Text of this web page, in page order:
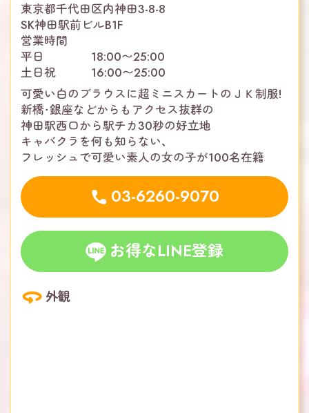
東京都千代田区内神田3-8-8
SK神田駅前ビルB1F
営業時間
平日 18:00〜25:00
土日祝 16:00〜25:00
可愛い白のブラウスに超ミニスカートのＪＫ制服!
新橋・銀座などからもアクセス抜群の
神田駅西口から駅チカ30秒の好立地
キャバクラを何も知らない、
フレッシュで可愛い素人の女の子が100名在籍
03-6260-9070
お得なLINE登録
外観